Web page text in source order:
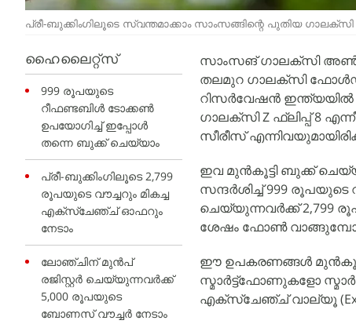
പ്രീ-ബുക്കിംഗിലൂടെ സ്വന്തമാക്കാം സാംസങ്ങിന്റെ പുതിയ
ഹൈലൈറ്റ്സ്
999 രൂപയുടെ
റീഫണ്ടബിൾ ടോക്കൺ
ഉപയോഗിച്ച് ഇപ്പോൾ
തന്നെ ബുക്ക് ചെയ്യാം
പ്രീ-ബുക്കിംഗിലൂടെ 2,799
രൂപയുടെ വൗച്ചറും മികച്ച
എക്സ്ചേഞ്ച് ഓഫറും
നേടാം
ലോഞ്ചിന് മുൻപ്
രജിസ്റ്റർ ചെയ്യുന്നവർക്ക്
5,000 രൂപയുടെ
ബോണസ് വൗച്ചർ നേടാം
സാംസങ് ഗാലക്‌സി
തലമുറ ഗാലക്‌സി
റിസർവേഷൻ
ഗാലക്‌സി Z ഫ്ലിപ്പ് 8
സീരീസ്
ഇവ മുൻകൂട്ടി ബുക്ക്
സന്ദർശിച്ച് 999 രൂപയുടെ
ചെയ്യുന്നവർക്ക് 2,799
ശേഷം ഫോൺ
ഈ ഉപകരണങ്ങൾ
സ്മാർട്ട്‌ഫോണുകളോ
എക്സ്ചേഞ്ച് വാല്യൂ